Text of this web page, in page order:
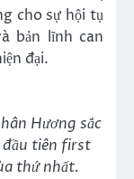
cho sự hội tụ
bản lĩnh can
đại.
Hương sắc
đầu tiên first
thứ nhất.